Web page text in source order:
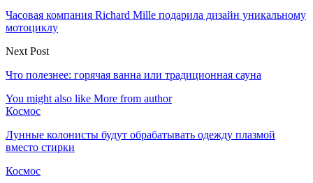
Часовая компания Richard Mille подарила дизайн уникальному
мотоциклу
Next Post
Что полезнее: горячая ванна или традиционная сауна
You might also like More from author
Космос
Лунные колонисты будут обрабатывать одежду плазмой
вместо стирки
Космос